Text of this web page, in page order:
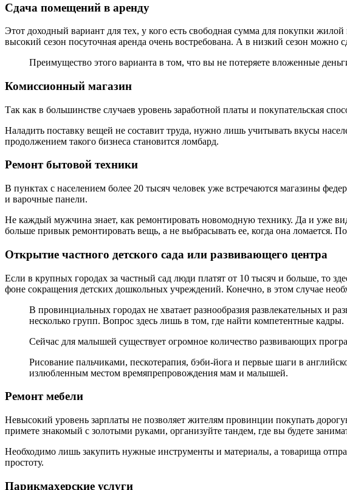
Сдача помещений в аренду
Этот доходный вариант для тех, у кого есть свободная сумма для покупки
высокий сезон посуточная аренда очень востребована. А в низкий сезон
Преимущество этого варианта в том, что вы не потеряете вложенные
Комиссионный магазин
Так как в большинстве случаев уровень заработной платы и покупательская
Наладить поставку вещей не составит труда, нужно лишь учитывать вкусы
продолжением такого бизнеса становится ломбард.
Ремонт бытовой техники
В пунктах с населением более 20 тысяч человек уже встречаются магазины
и варочные панели.
Не каждый мужчина знает, как ремонтировать новомодную технику. Да и уже
больше привык ремонтировать вещь, а не выбрасывать ее, когда она ломается.
Открытие частного детского сада или развивающего центра
Если в крупных городах за частный сад люди платят от 10 тысяч и больше, то
фоне сокращения детских дошкольных учреждений. Конечно, в этом случае
В провинциальных городах не хватает разнообразия развлекательных
несколько групп. Вопрос здесь лишь в том, где найти компетентные кадры.
Сейчас для малышей существует огромное количество развивающих
Рисование пальчиками, пескотерапия, бэби-йога и первые шаги в
излюбленным местом времяпрепровождения мам и малышей.
Ремонт мебели
Невысокий уровень зарплаты не позволяет жителям провинции покупать
примете знакомый с золотыми руками, организуйте тандем, где вы будете
Необходимо лишь закупить нужные инструменты и материалы, а товарища
простоту.
Парикмахерские услуги